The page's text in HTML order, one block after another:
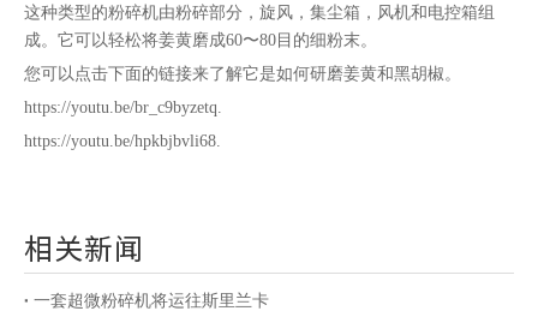
这种类型的粉碎机由粉碎部分，旋风，集尘箱，风机和电控箱组
成。它可以轻松将姜黄磨成60〜80目的细粉末。
您可以点击下面的链接来了解它是如何研磨姜黄和黑胡椒。
https://youtu.be/br_c9byzetq.
https://youtu.be/hpkbjbvli68.
相关新闻
一套超微粉碎机将运往斯里兰卡